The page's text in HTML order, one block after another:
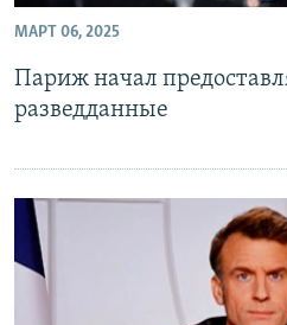
МАРТ 06, 2025
Париж начал
разведданные